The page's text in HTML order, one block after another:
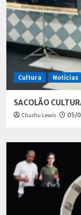
Cultura Notícias
SACOLÃO
Chuchu Lewis 05/